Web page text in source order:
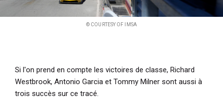
© COURTESY OF IMSA
Si l'on prend en compte les victoires de classe, Richard
Westbrook, Antonio Garcia et Tommy Milner sont aussi à
trois succès sur ce tracé.